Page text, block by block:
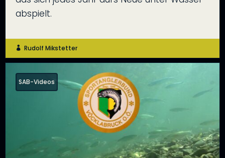
abspielt.
 Rudolf Mikstetter
SAB-Videos